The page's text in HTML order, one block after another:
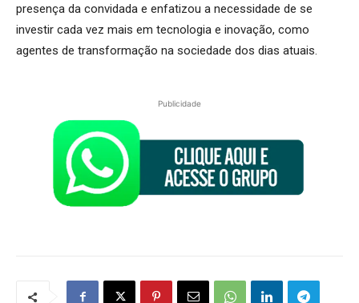
presença da convidada e enfatizou a necessidade de se
investir cada vez mais em tecnologia e inovação, como
agentes de transformação na sociedade dos dias atuais.
Publicidade